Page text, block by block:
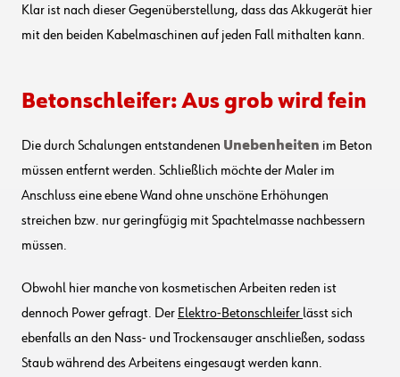
Klar ist nach dieser Gegenüberstellung, dass das Akkugerät hier
mit den beiden Kabelmaschinen auf jeden Fall mithalten kann.
Betonschleifer: Aus grob wird fein
Die durch Schalungen entstandenen Unebenheiten im Beton
müssen entfernt werden. Schließlich möchte der Maler im
Anschluss eine ebene Wand ohne unschöne Erhöhungen
streichen bzw. nur geringfügig mit Spachtelmasse nachbessern
müssen.
Obwohl hier manche von kosmetischen Arbeiten reden ist
dennoch Power gefragt. Der Elektro-Betonschleifer lässt sich
ebenfalls an den Nass- und Trockensauger anschließen, sodass
Staub während des Arbeitens eingesaugt werden kann.